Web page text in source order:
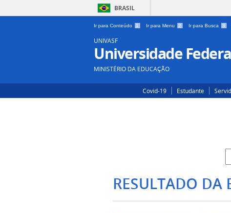
BRASIL
Ir para Conteúdo 1 Ir para Menu 2 Ir para Busca 3
UNIVASF
Universidade
MINISTÉRIO DA EDUCAÇÃO
Covid-19 Estudante
RESULTADO DA